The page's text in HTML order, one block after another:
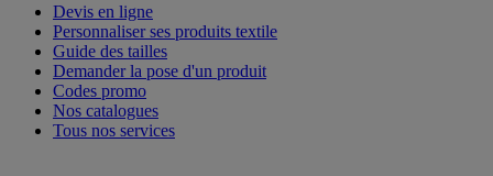
Devis en ligne
Personnaliser ses produits textile
Guide des tailles
Demander la pose d'un produit
Codes promo
Nos catalogues
Tous nos services